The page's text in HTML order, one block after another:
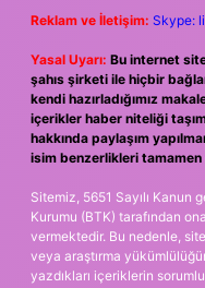
Reklam ve İletişim: Skype:
Yasal Uyarı: Bu internet
şahıs şirketi ile hiçbir
kendi hazırladığımız
içerikler haber niteliği
hakkında paylaşım
isim benzerlikleri
Sitemiz, 5651 Sayılı
Kurumu (BTK) tarafından
vermektedir. Bu nedenle,
veya araştırma
yazdıkları içeriklerin